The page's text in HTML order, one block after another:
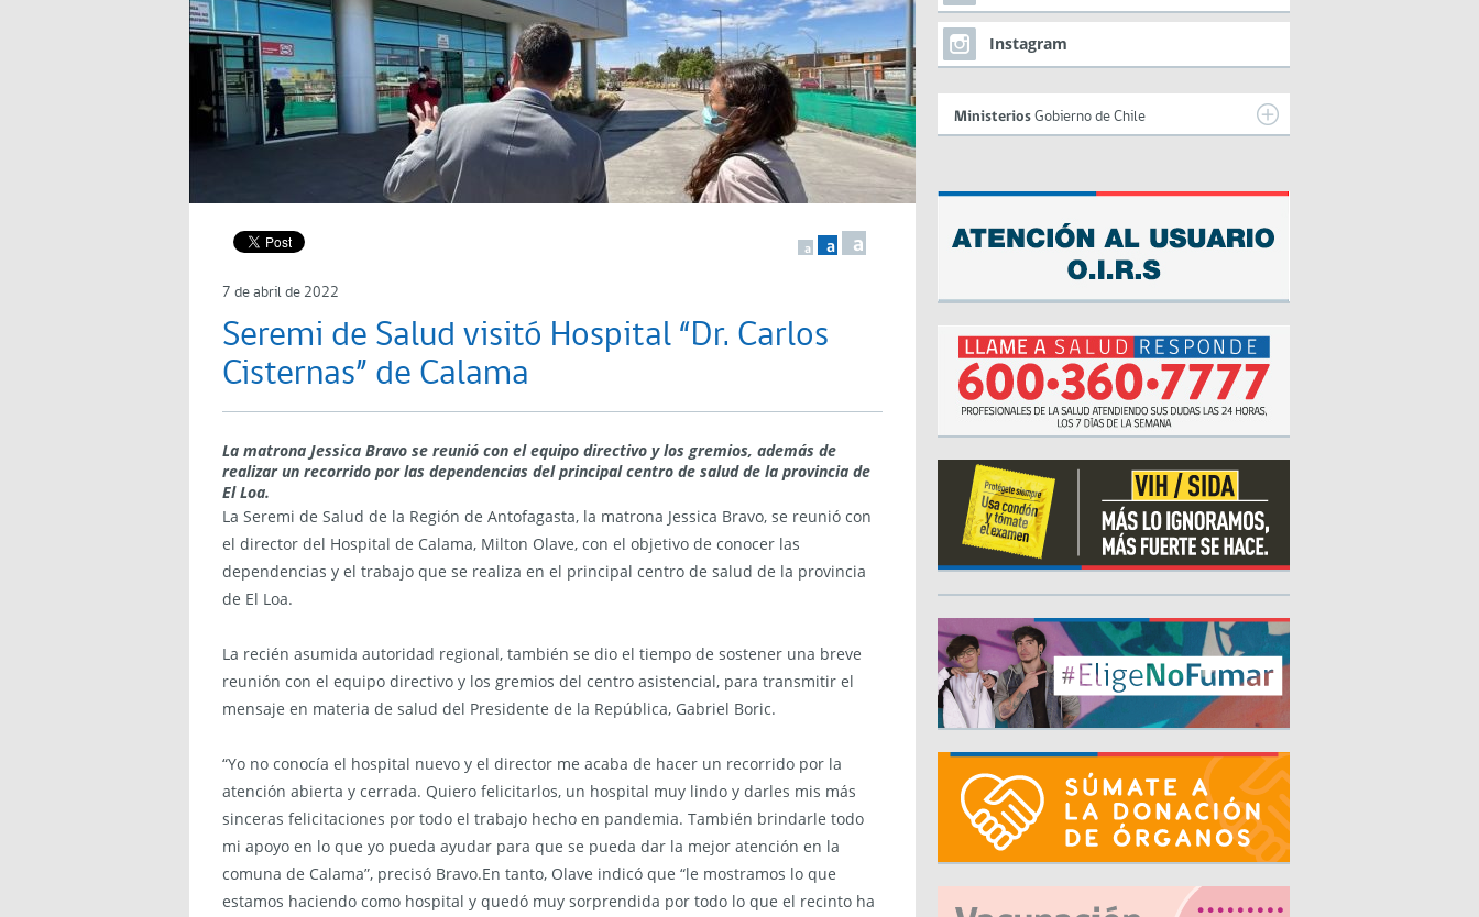
a a a
7 de abril de 2022
Seremi de Salud visitó Hospital “Dr. Carlos
Cisternas” de Calama
La matrona Jessica Bravo se reunió con el equipo directivo y los gremios, además de
realizar un recorrido por las dependencias del principal centro de salud de la provincia de
El Loa.
La Seremi de Salud de la Región de Antofagasta, la matrona Jessica Bravo, se reunió con
el director del Hospital de Calama, Milton Olave, con el objetivo de conocer las
dependencias y el trabajo que se realiza en el principal centro de salud de la provincia
de El Loa.
La recién asumida autoridad regional, también se dio el tiempo de sostener una breve
reunión con el equipo directivo y los gremios del centro asistencial, para transmitir el
mensaje en materia de salud del Presidente de la República, Gabriel Boric.
“Yo no conocía el hospital nuevo y el director me acaba de hacer un recorrido por la
atención abierta y cerrada. Quiero felicitarlos, un hospital muy lindo y darles mis más
sinceras felicitaciones por todo el trabajo hecho en pandemia. También brindarle todo
mi apoyo en lo que yo pueda ayudar para que se pueda dar la mejor atención en la
comuna de Calama”, precisó Bravo.En tanto, Olave indicó que “le mostramos lo que
estamos haciendo como hospital y quedó muy sorprendida por todo lo que el recinto ha
Instagram
Ministerios Gobierno de Chile